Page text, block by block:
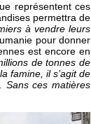
représentent ces
permettra de
à vendre leurs
pour donner
est encore en
de tonnes de
famine, il s’agit de
Sans ces matières